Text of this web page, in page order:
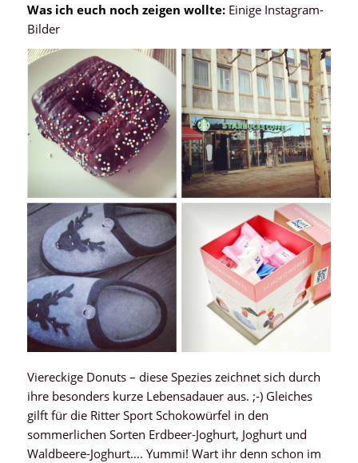
Was ich euch noch zeigen wollte: Einige Instagram-
Bilder
Viereckige Donuts – diese Spezies zeichnet sich durch
ihre besonders kurze Lebensadauer aus. ;-) Gleiches
gilft für die Ritter Sport Schokowürfel in den
sommerlichen Sorten Erdbeer-Joghurt, Joghurt und
Waldbeere-Joghurt…. Yummi! Wart ihr denn schon im